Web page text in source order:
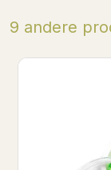
9 andere